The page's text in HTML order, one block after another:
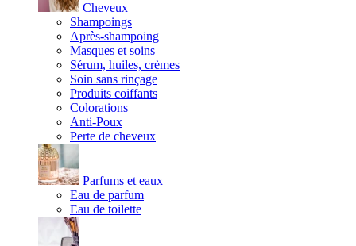
Cheveux
Shampoings
Après-shampoing
Masques et soins
Sérum, huiles, crèmes
Soin sans rinçage
Produits coiffants
Colorations
Anti-Poux
Perte de cheveux
Parfums et eaux
Eau de parfum
Eau de toilette